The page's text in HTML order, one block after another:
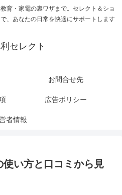
育・家電の裏ワザまで。セレクト＆ショ
、あなたの日常を快適にサポートします
セレクト
お問合せ先
広告ポリシー
者情報
使い方と口コミから見